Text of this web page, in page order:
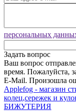
персональных
Задать вопрос
Ваш вопрос
время. Пожалуйста,
E-Mail. Произошла
Applefog - магазин
колец,сережек и
БИЖУТЕРИЯ